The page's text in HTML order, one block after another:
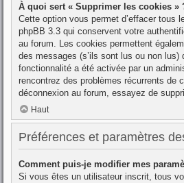
À quoi sert « Supprimer les cookies »
Cette option vous permet d’effacer tous
phpBB 3.3 qui conservent votre
au forum. Les cookies permettent
des messages (s’ils sont lus ou non lus)
fonctionnalité a été activée par un
rencontrez des problèmes récurrents de
déconnexion au forum, essayez de
Haut
Préférences et paramètres
Comment puis-je modifier mes
Si vous êtes un utilisateur inscrit, tous